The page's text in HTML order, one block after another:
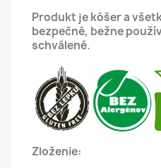
Produkt je kóšer a
bezpečné, bežne
schválené.
Zloženie: